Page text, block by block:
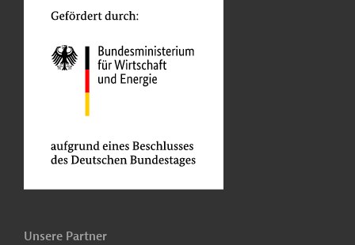
Unsere Partner